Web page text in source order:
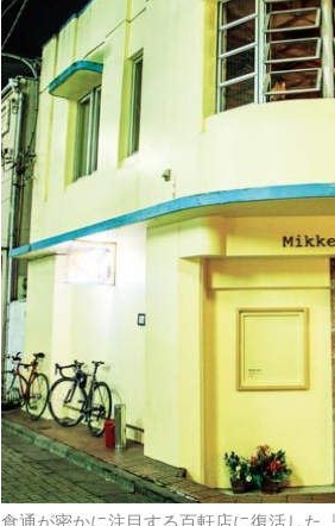
食通が密かに注目する百軒店に復活した